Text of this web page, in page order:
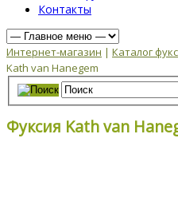
Контакты
Интернет-магазин | Каталог
Kath van Hanegem
Фуксия Kath van